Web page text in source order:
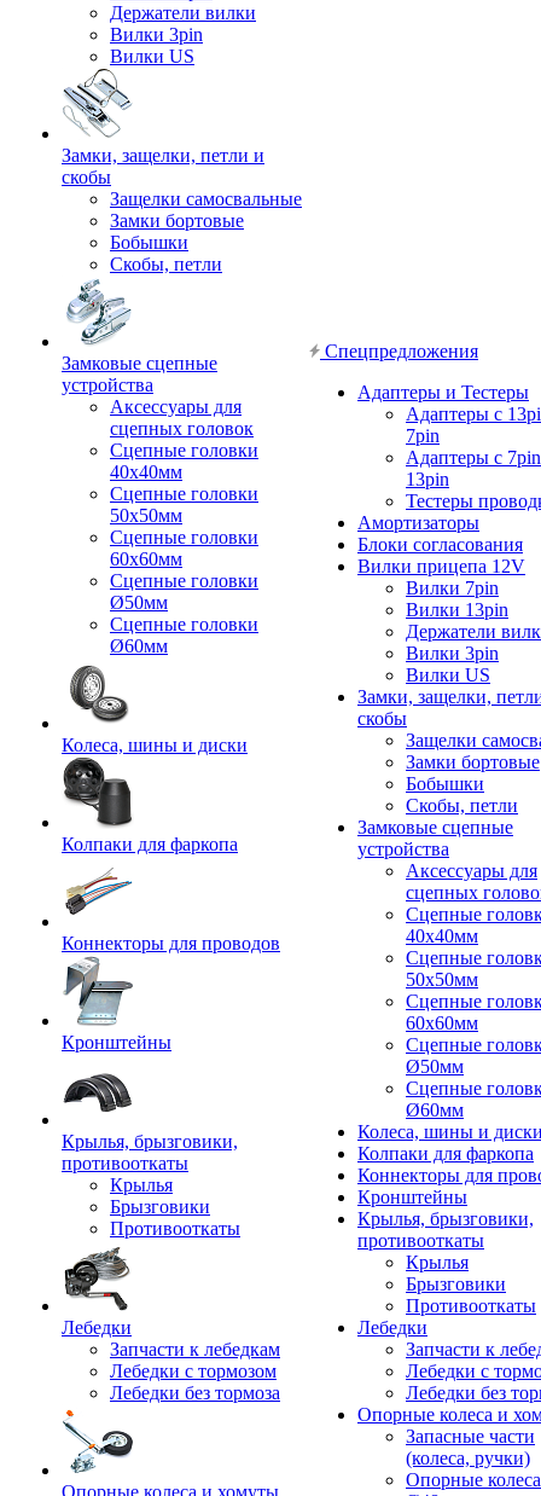
Держатели вилки
Вилки 3pin
Вилки US
Замки, защелки, петли и
скобы
Защелки самосвальные
Замки бортовые
Бобышки
Скобы, петли
Замковые сцепные
устройства
Аксессуары для
сцепных головок
Сцепные головки
40x40мм
Сцепные головки
50x50мм
Сцепные головки
60x60мм
Сцепные головки
Ø50мм
Сцепные головки
Ø60мм
Колеса, шины и диски
Колпаки для фаркопа
Коннекторы для проводов
Кронштейны
Крылья, брызговики,
противооткаты
Крылья
Брызговики
Противооткаты
Лебедки
Запчасти к лебедкам
Лебедки с тормозом
Лебедки без тормоза
Опорные колеса и хомуты
Спецпредложения
Адаптеры и Тестеры
Адаптеры с
7pin
Адаптеры с
13pin
Тестеры
Амортизаторы
Блоки согласования
Вилки прицепа 12V
Вилки 7pin
Вилки 13pin
Держатели
Вилки 3pin
Вилки US
Замки, защелки,
скобы
Защелки
Замки бортовые
Бобышки
Скобы, петли
Замковые сцепные
устройства
Аксессуары для
сцепных
Сцепные
40x40мм
Сцепные
50x50мм
Сцепные
60x60мм
Сцепные
Ø50мм
Сцепные
Ø60мм
Колеса, шины и
Колпаки для фаркопа
Коннекторы для
Кронштейны
Крылья, брызговики,
противооткаты
Крылья
Брызговики
Противооткаты
Лебедки
Запчасти к
Лебедки с
Лебедки без
Опорные колеса и
Запасные части
(колеса, ручки)
Опорные колеса